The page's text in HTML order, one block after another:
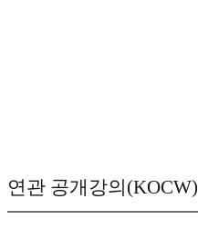
연관 공개강의(KOCW)